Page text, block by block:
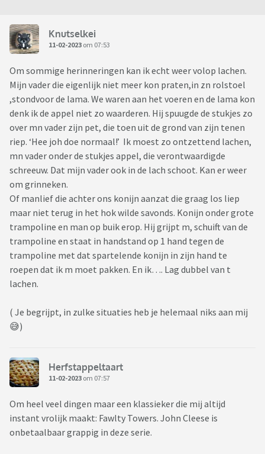
Knutselkei
11-02-2023 om 07:53
Om sommige herinneringen kan ik echt weer volop lachen.
Mijn vader die eigenlijk niet meer kon praten,in zn rolstoel
,stondvoor de lama. We waren aan het voeren en de lama kon
denk ik de appel niet zo waarderen. Hij spuugde de stukjes zo
over mn vader zijn pet, die toen uit de grond van zijn tenen
riep. ‘Hee joh doe normaal!’ Ik moest zo ontzettend lachen,
mn vader onder de stukjes appel, die verontwaardigde
schreeuw. Dat mijn vader ook in de lach schoot. Kan er weer
om grinneken.
Of manlief die achter ons konijn aanzat die graag los liep
maar niet terug in het hok wilde savonds. Konijn onder grote
trampoline en man op buik erop. Hij grijpt m, schuift van de
trampoline en staat in handstand op 1 hand tegen de
trampoline met dat spartelende konijn in zijn hand te
roepen dat ik m moet pakken. En ik…. Lag dubbel van t
lachen.
( Je begrijpt, in zulke situaties heb je helemaal niks aan mij
😅)
Herfstappeltaart
11-02-2023 om 07:57
Om heel veel dingen maar een klassieker die mij altijd
instant vrolijk maakt: Fawlty Towers. John Cleese is
onbetaalbaar grappig in deze serie.